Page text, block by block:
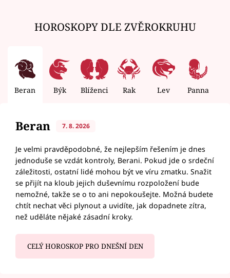
HOROSKOPY DLE ZVĚROKRUHU
Beran Býk Blíženci Rak Lev Panna
Beran 7. 8. 2026
Je velmi pravděpodobné, že nejlepším řešením je dnes
jednoduše se vzdát kontroly, Berani. Pokud jde o srdeční
záležitosti, ostatní lidé mohou být ve víru zmatku. Snažit
se přijít na kloub jejich duševnímu rozpoložení bude
nemožné, takže se o to ani nepokoušejte. Možná budete
chtít nechat věci plynout a uvidíte, jak dopadnete zítra,
než uděláte nějaké zásadní kroky.
CELÝ HOROSKOP PRO DNEŠNÍ DEN